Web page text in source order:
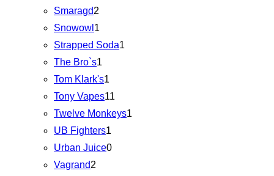
Smaragd2
Snowowl 1
Strapped Soda1
The Bro`s1
Tom Klark's1
Tony Vapes11
Twelve Monkeys1
UB Fighters1
Urban Juice0
Vagrand2